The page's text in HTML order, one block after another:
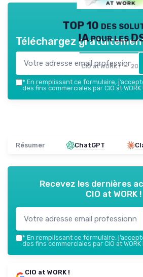
TOP 10 des
IA pour les
CIO at WORK ! — 2026
Téléchargez
* En remplissant ce formulaire,
des fins commerciales par CIO at
Résumer ChatGPT
Recevez les dernières
CIO at WORK !
* En remplissant ce formulaire,
des fins commerciales par CIO at
CIO at WORK !